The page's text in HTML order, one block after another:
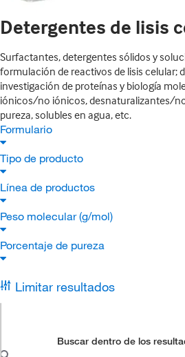
Detergentes de lisis
Surfactantes, detergentes sólidos y
formulación de reactivos de lisis celular;
investigación de proteínas y biología
iónicos/no iónicos, desnaturalizantes/
pureza, solubles en agua, etc.
Formulario
Tipo de producto
Línea de productos
Peso molecular (g/mol)
Porcentaje de pureza
Limitar resultados
Buscar dentro de los